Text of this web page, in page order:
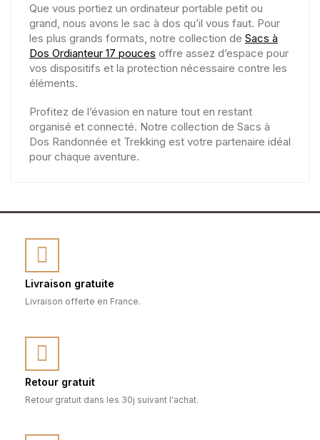
Que vous portiez un ordinateur portable petit ou
grand, nous avons le sac à dos qu’il vous faut. Pour
les plus grands formats, notre collection de Sacs à
Dos Ordianteur 17 pouces offre assez d’espace pour
vos dispositifs et la protection nécessaire contre les
éléments.
Profitez de l’évasion en nature tout en restant
organisé et connecté. Notre collection de Sacs à
Dos Randonnée et Trekking est votre partenaire idéal
pour chaque aventure.
Livraison gratuite
Livraison offerte en France.
Retour gratuit
Retour gratuit dans les 30j suivant l'achat.